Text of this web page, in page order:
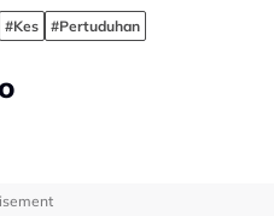
#Kes #Pertuduhan